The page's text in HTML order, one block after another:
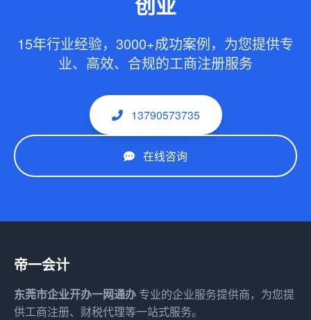
15年行业经验，3000+成功案例，为您提供专
业、高效、合规的工商注册服务
13790573735
在线咨询
帝一会计
东莞市企业开办一网通办 专业的企业服务提供商，为您提
供工商注册、财税代理等一站式服务。